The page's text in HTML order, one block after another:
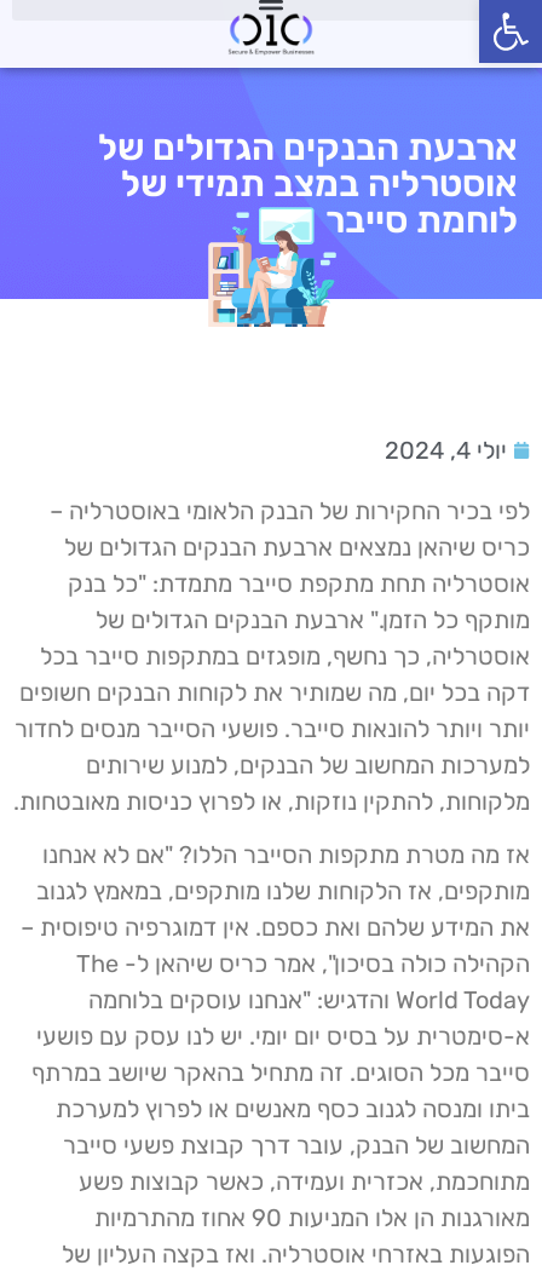
פתח סרגל נגישות
ארבעת הבנקים הגדולים של
אוסטרליה במצב תמידי של
לוחמת סייבר
יולי 4, 2024
לפי בכיר החקירות של הבנק הלאומי באוסטרליה –
כריס שיהאן נמצאים ארבעת הבנקים הגדולים של
אוסטרליה תחת מתקפת סייבר מתמדת: "כל בנק
מותקף כל הזמן." ארבעת הבנקים הגדולים של
אוסטרליה, כך נחשף, מופגזים במתקפות סייבר בכל
דקה בכל יום, מה שמותיר את לקוחות הבנקים חשופים
יותר ויותר להונאות סייבר. פושעי הסייבר מנסים לחדור
למערכות המחשוב של הבנקים, למנוע שירותים
מלקוחות, להתקין נוזקות, או לפרוץ כניסות מאובטחות.
אז מה מטרת מתקפות הסייבר הללו? "אם לא אנחנו
מותקפים, אז הלקוחות שלנו מותקפים, במאמץ לגנוב
את המידע שלהם ואת כספם. אין דמוגרפיה טיפוסית –
הקהילה כולה בסיכון", אמר כריס שיהאן ל- The
World Today והדגיש: "אנחנו עוסקים בלוחמה
א-סימטרית על בסיס יום יומי. יש לנו עסק עם פושעי
סייבר מכל הסוגים. זה מתחיל בהאקר שיושב במרתף
ביתו ומנסה לגנוב כסף מאנשים או לפרוץ למערכת
המחשוב של הבנק, עובר דרך קבוצת פשעי סייבר
מתוחכמת, אכזרית ועמידה, כאשר קבוצות פשע
מאורגנות הן אלו המניעות 90 אחוז מהתרמיות
הפוגעות באזרחי אוסטרליה. ואז בקצה העליון של